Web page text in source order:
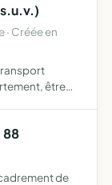
Créée en
être
88
de